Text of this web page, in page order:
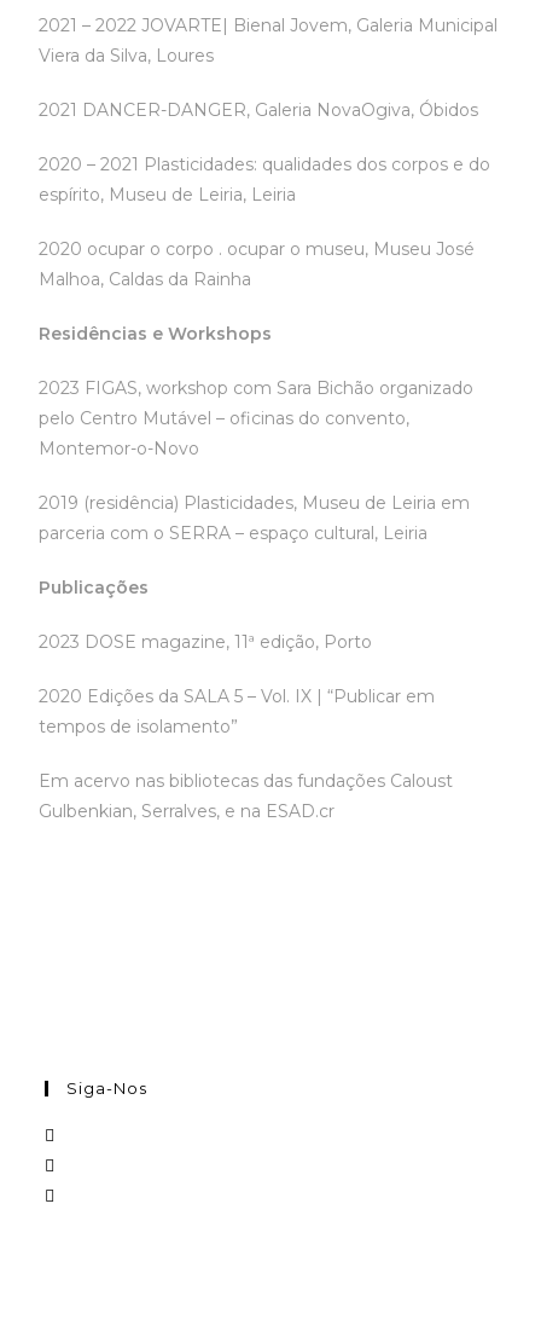
2021 – 2022 JOVARTE| Bienal Jovem, Galeria Municipal
Viera da Silva, Loures
2021 DANCER-DANGER, Galeria NovaOgiva, Óbidos
2020 – 2021 Plasticidades: qualidades dos corpos e do
espírito, Museu de Leiria, Leiria
2020 ocupar o corpo . ocupar o museu, Museu José
Malhoa, Caldas da Rainha
Residências e Workshops
2023 FIGAS, workshop com Sara Bichão organizado
pelo Centro Mutável – oficinas do convento,
Montemor-o-Novo
2019 (residência) Plasticidades, Museu de Leiria em
parceria com o SERRA – espaço cultural, Leiria
Publicações
2023 DOSE magazine, 11ª edição, Porto
2020 Edições da SALA 5 – Vol. IX | “Publicar em
tempos de isolamento”
Em acervo nas bibliotecas das fundações Caloust
Gulbenkian, Serralves, e na ESAD.cr
Siga-Nos